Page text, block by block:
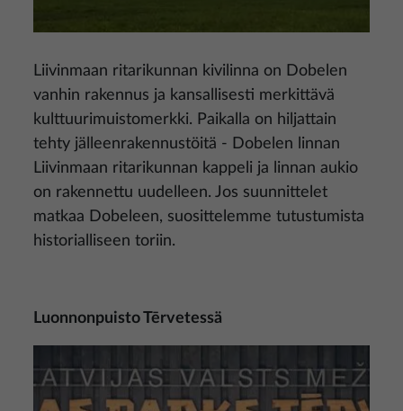
Liivinmaan ritarikunnan kivilinna on Dobelen
vanhin rakennus ja kansallisesti merkittävä
kulttuurimuistomerkki. Paikalla on hiljattain
tehty jälleenrakennustöitä - Dobelen linnan
Liivinmaan ritarikunnan kappeli ja linnan aukio
on rakennettu uudelleen. Jos suunnittelet
matkaa Dobeleen, suosittelemme tutustumista
historialliseen toriin.
Luonnonpuisto Tērvetessä